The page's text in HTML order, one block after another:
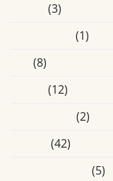
(3)
(1)
(8)
(12)
(2)
(42)
(5)